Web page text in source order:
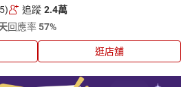
追蹤 2.4萬
回應率57%
逛店舖